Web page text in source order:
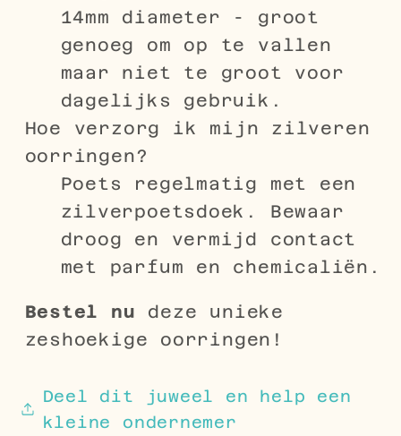
14mm diameter - groot
genoeg om op te vallen
maar niet te groot voor
dagelijks gebruik.
Hoe verzorg ik mijn zilveren
oorringen?
Poets regelmatig met een
zilverpoetsdoek. Bewaar
droog en vermijd contact
met parfum en chemicaliën.
Bestel nu deze unieke
zeshoekige oorringen!
Deel dit juweel en help een
kleine ondernemer